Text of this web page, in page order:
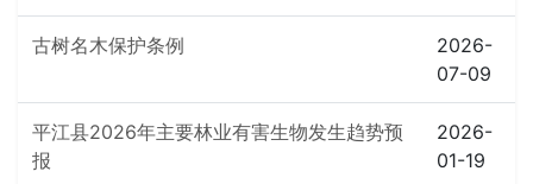
古树名木保护条例
2026-
07-09
平江县2026年主要林业有害生物发生趋势预
报
2026-
01-19